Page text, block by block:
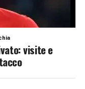
visite e